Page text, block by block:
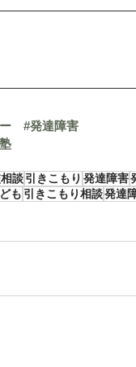
#発達障害
談引きこもり 発達障害
も 引きこもり相談発達